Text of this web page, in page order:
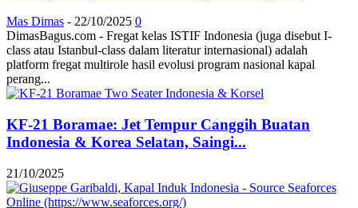
Mas Dimas - 22/10/2025 0
DimasBagus.com - Fregat kelas ISTIF Indonesia (juga disebut I-
class atau Istanbul-class dalam literatur internasional) adalah
platform fregat multirole hasil evolusi program nasional kapal
perang...
KF-21 Boramae: Jet Tempur Canggih Buatan
Indonesia & Korea Selatan, Saingi...
21/10/2025